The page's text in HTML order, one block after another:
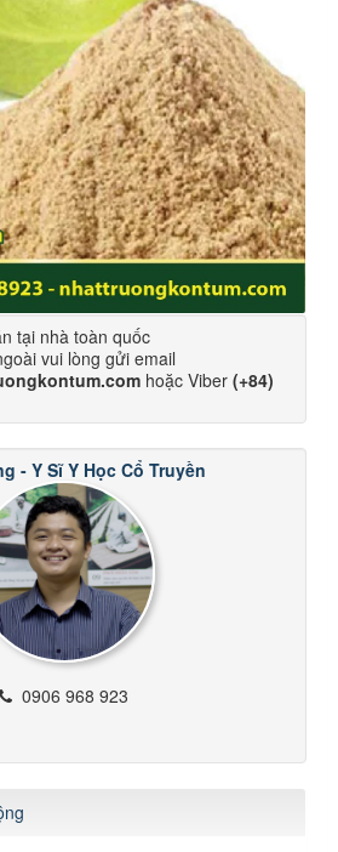
tại nhà toàn quốc
vui lòng gửi email
hoặc Viber (+84)
- Y Sĩ Y Học Cổ Truyền
0906 968 923